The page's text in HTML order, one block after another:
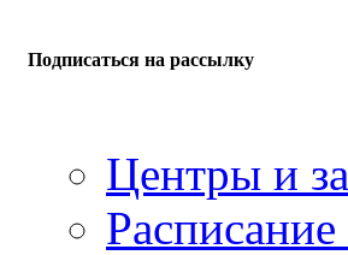
Подписаться на рассылку
Центры и
Расписание